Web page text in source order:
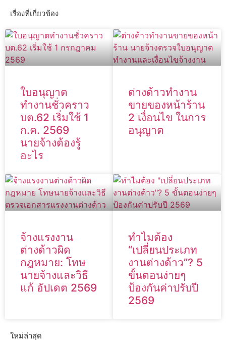
เรื่องที่เกี่ยวข้อง
ใบอนุญาต
ทำงานชั่วคราว
บต.62 เริ่มใช้ 1
ก.ค. 2569
นายจ้างต้องรู้
อะไร
ต่างด้าวทำงาน
ขายของหน้าร้าน
2 เงื่อนไข ในการ
อนุญาต
จ้างแรงงาน
ต่างด้าวผิด
กฎหมาย: โทษ
นายจ้างและวิธี
แก้ อัปเดต 2569
ทำไมต้อง
“เปลี่ยนประเภท
งานต่างด้าว”? 5
ขั้นตอนง่ายๆ
ป้องกันค่าปรับปี
2569
ใหม่ล่าสุด